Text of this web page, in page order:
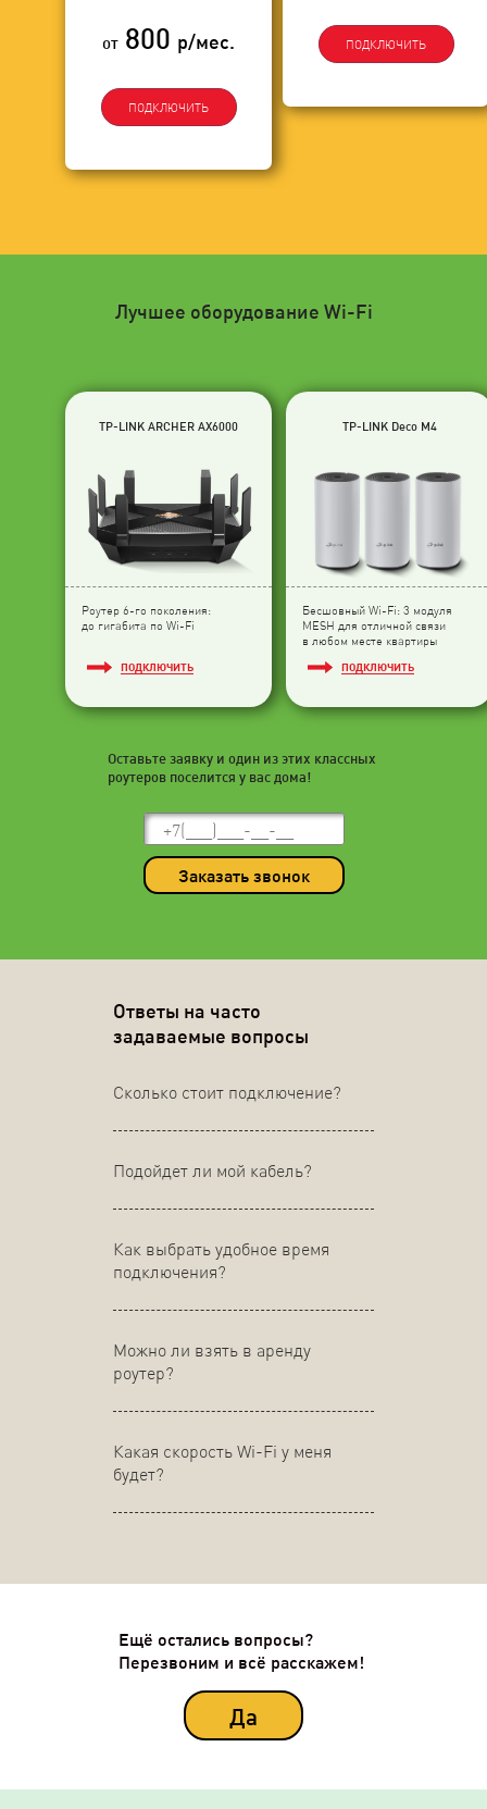
от 800 р/мес.
ПОДКЛЮЧИТЬ
ПОДКЛЮЧИТЬ
Лучшее оборудование Wi-Fi
TP-LINK ARCHER AX6000
Роутер 6-го поколения:
до гигабита по Wi-Fi
ПОДКЛЮЧИТЬ
TP-LINK Deco M4
Бесшовный Wi-Fi: 3 модуля
МESH для отличной связи
в любом месте квартиры
ПОДКЛЮЧИТЬ
Оставьте заявку и один из этих классных
роутеров поселится у вас дома!
Заказать звонок
Ответы на часто
задаваемые вопросы
Сколько стоит подключение?
Подойдет ли мой кабель?
Как выбрать удобное время
подключения?
Можно ли взять в аренду
роутер?
Какая скорость Wi-Fi у меня
будет?
Ещё остались вопросы?
Перезвоним и всё расскажем!
Да